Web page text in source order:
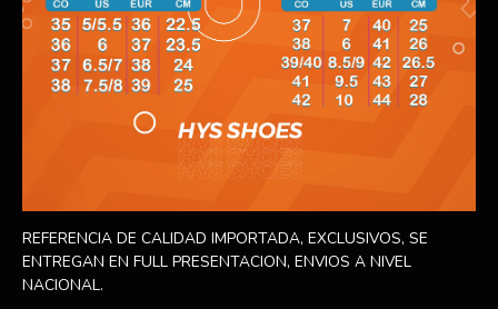
REFERENCIA DE CALIDAD IMPORTADA, EXCLUSIVOS, SE
ENTREGAN EN FULL PRESENTACION, ENVIOS A NIVEL
NACIONAL.